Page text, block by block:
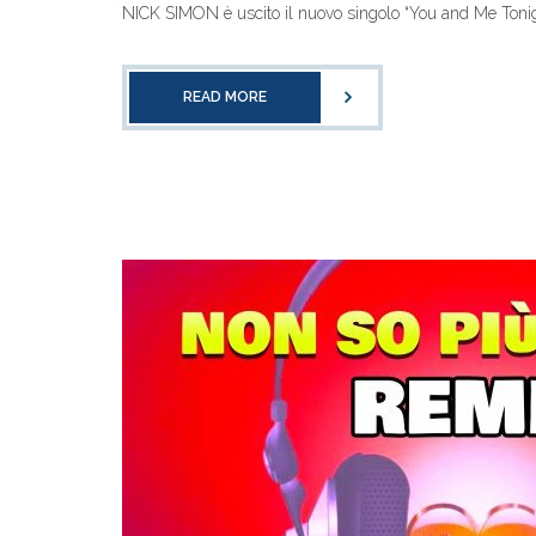
NICK SIMON è uscito il nuovo singolo “You and Me
READ MORE